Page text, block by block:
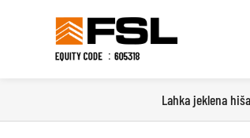
Lahka jeklena